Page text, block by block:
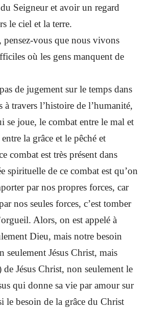
Seigneur et avoir un regard
le ciel et la terre.
vous que nous vivons
où les gens manquent de
de jugement sur le temps dans
travers l’histoire de l’humanité,
se joue, le combat entre le mal et
la grâce et le pêché et
combat est très présent dans
spirituelle de ce combat est qu’on
par nos propres forces, car
nos seules forces, c’est tomber
Alors, on est appelé à
Dieu, mais notre besoin
seulement Jésus Christ, mais
Jésus Christ, non seulement le
qui donne sa vie par amour sur
le besoin de la grâce du Christ